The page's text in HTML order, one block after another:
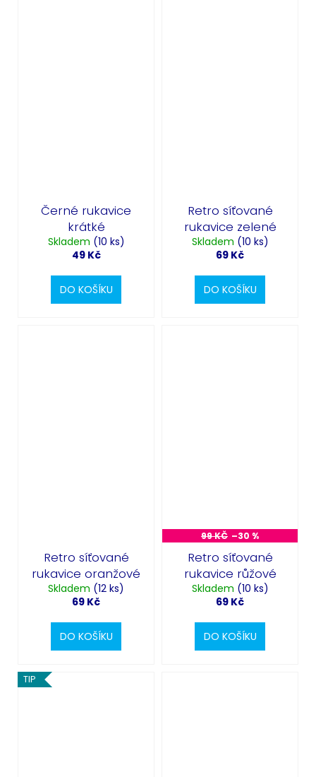
Černé rukavice
krátké
Skladem (10 ks)
49 Kč
DO KOŠÍKU
Retro síťované
rukavice zelené
Skladem (10 ks)
69 Kč
DO KOŠÍKU
Retro síťované
rukavice oranžové
Skladem (12 ks)
69 Kč
DO KOŠÍKU
99 KČ –30 %
Retro síťované
rukavice růžové
Skladem (10 ks)
69 Kč
DO KOŠÍKU
TIP